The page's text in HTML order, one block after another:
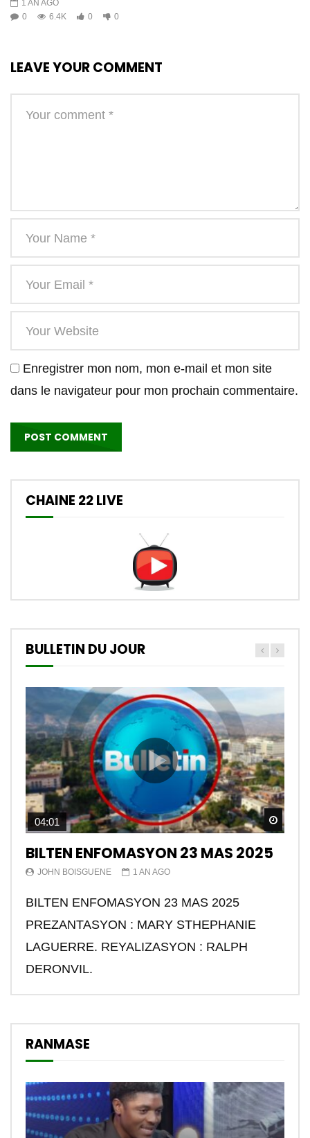
1 AN AGO
0
6.4K 0 0
LEAVE YOUR COMMENT
Enregistrer mon nom, mon e-mail et mon site
dans le navigateur pour mon prochain commentaire.
CHAINE 22 LIVE
BULLETIN DU JOUR
04:01
BILTEN ENFOMASYON 23 MAS 2025
JOHN BOISGUENE 1 AN AGO
BILTEN ENFOMASYON 23 MAS 2025
PREZANTASYON : MARY STHEPHANIE
LAGUERRE. REYALIZASYON : RALPH
DERONVIL.
RANMASE